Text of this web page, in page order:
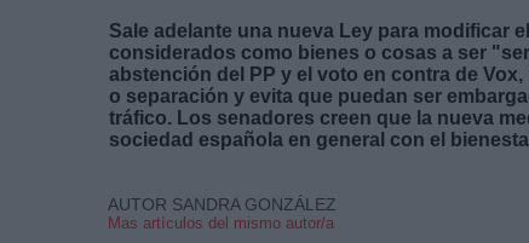
Sale adelante una nueva Ley para modificar
considerados como bienes o cosas a ser
abstención del PP y el voto en contra de
o separación y evita que puedan ser
tráfico. Los senadores creen que la nueva
sociedad española en general con el
AUTOR SANDRA GONZÁLEZ
Mas artículos del mismo autor/a